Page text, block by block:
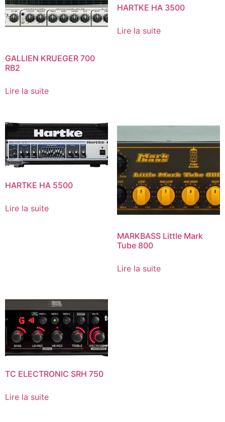
GALLIEN KRUEGER 700
RB2
Lire la suite
HARTKE HA 3500
Lire la suite
HARTKE HA 5500
Lire la suite
MARKBASS Little Mark
Tube 800
Lire la suite
TC ELECTRONIC SRH 750
Lire la suite